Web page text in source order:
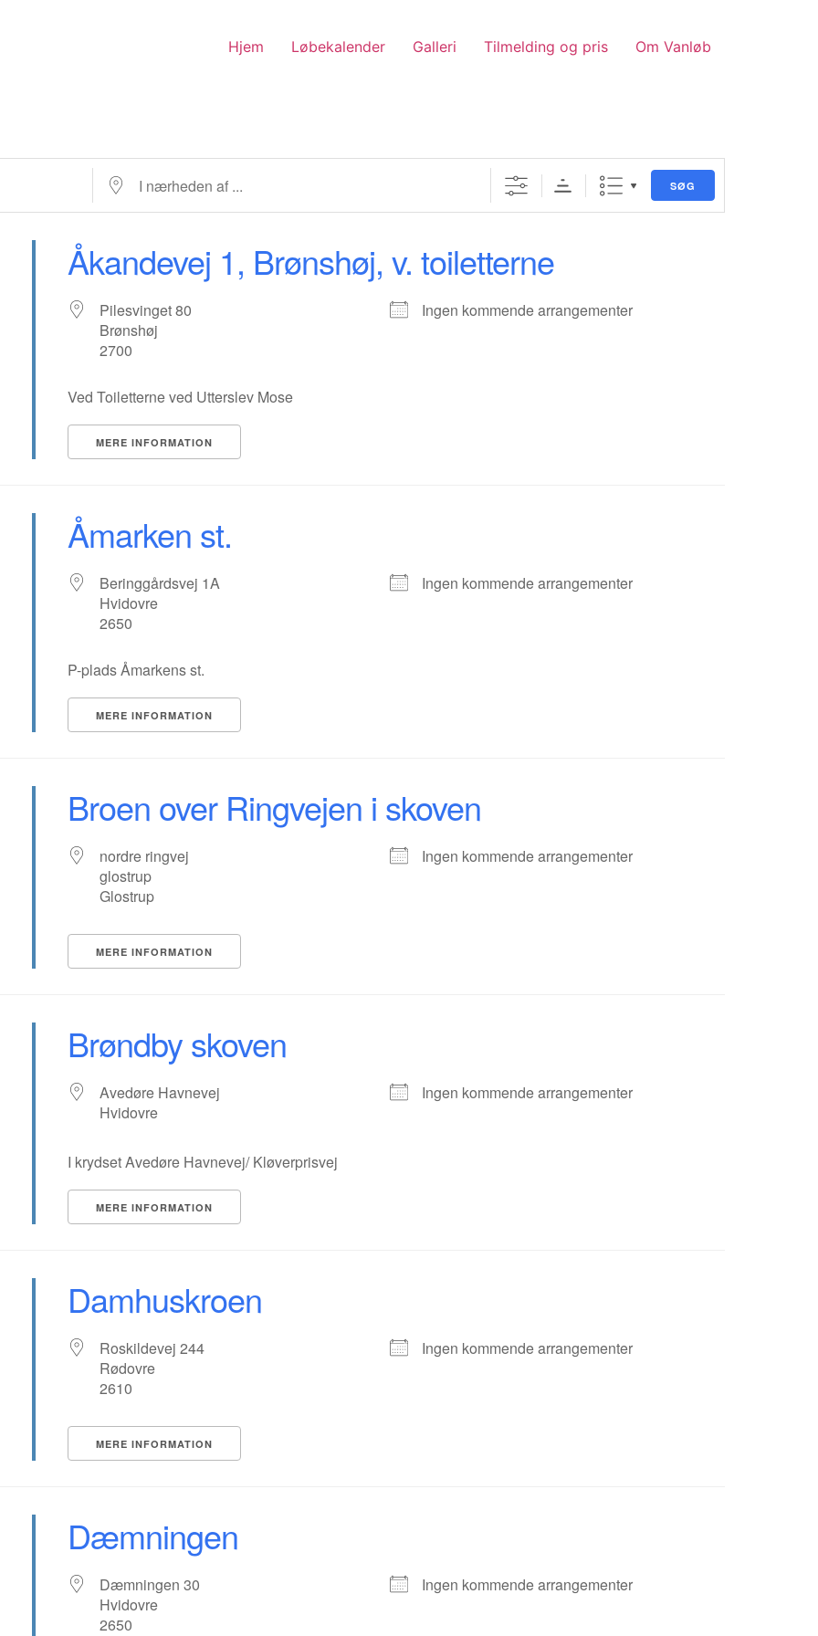
Hjem Løbekalender Galleri Tilmelding og pris Om Vanløb
I nærheden af ... SØG
Åkandevej 1, Brønshøj, v. toiletterne
Pilesvinget 80
Brønshøj
2700
Ingen kommende arrangementer
Ved Toiletterne ved Utterslev Mose
MERE INFORMATION
Åmarken st.
Beringgårdsvej 1A
Hvidovre
2650
Ingen kommende arrangementer
P-plads Åmarkens st.
MERE INFORMATION
Broen over Ringvejen i skoven
nordre ringvej
glostrup
Glostrup
Ingen kommende arrangementer
MERE INFORMATION
Brøndby skoven
Avedøre Havnevej
Hvidovre
Ingen kommende arrangementer
I krydset Avedøre Havnevej/ Kløverprisvej
MERE INFORMATION
Damhuskroen
Roskildevej 244
Rødovre
2610
Ingen kommende arrangementer
MERE INFORMATION
Dæmningen
Dæmningen 30
Hvidovre
2650
Ingen kommende arrangementer